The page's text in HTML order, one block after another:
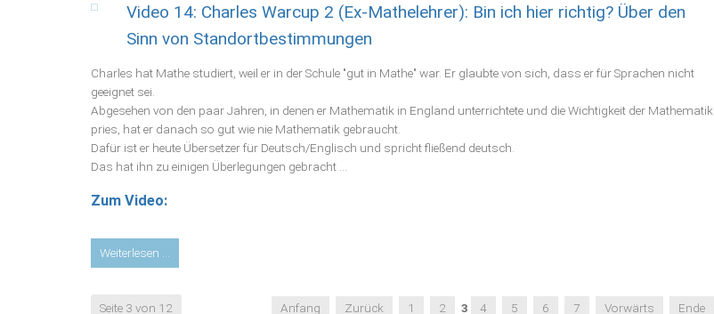
Lang
genug
sage
Video 14: Charles Warcup 2 (Ex-Mathelehrer): Bin ich hier richtig? Über den
Sinn von Standortbestimmungen
Charles hat Mathe studiert, weil er in der Schule "gut in Mathe" war. Er glaubte von sich, dass er für Sprachen nicht
geeignet sei.
Abgesehen von den paar Jahren, in denen er Mathematik in England unterrichtete und die Wichtigkeit der Mathematik
pries, hat er danach so gut wie nie Mathematik gebraucht.
Dafür ist er heute Übersetzer für Deutsch/Englisch und spricht fließend deutsch.
Das hat ihn zu einigen Überlegungen gebracht ...
Zum Video:
Weiterlesen …
14:
Warcup
Seite 3 von 12 Anfang Zurück 1 2 3 4 5 6 7 Vorwärts Ende